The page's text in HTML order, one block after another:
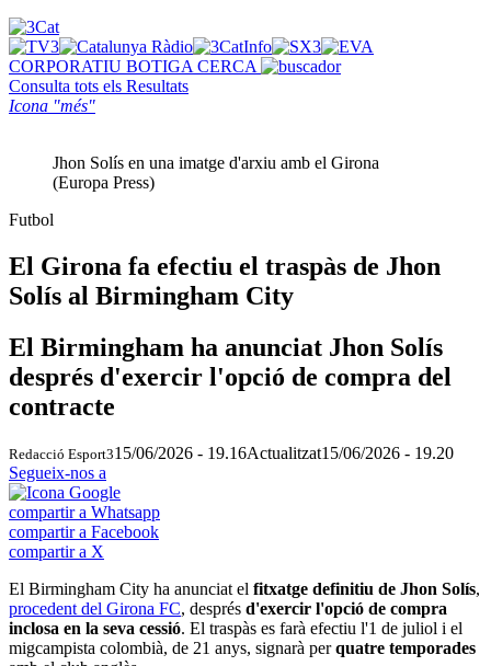
CORPORATIU BOTIGA CERCA
Consulta tots els Resultats
Icona "més"
Jhon Solís en una imatge d'arxiu amb el Girona
(Europa Press)
Futbol
El Girona fa efectiu el traspàs de Jhon
Solís al Birmingham City
El Birmingham ha anunciat Jhon Solís
després d'exercir l'opció de compra del
contracte
Redacció Esport315/06/2026 - 19.16Actualitzat15/06/2026 - 19.20
Segueix-nos a
compartir a Whatsapp
compartir a Facebook
compartir a X
El Birmingham City ha anunciat el fitxatge definitiu de Jhon Solís,
procedent del Girona FC, després d'exercir l'opció de compra
inclosa en la seva cessió. El traspàs es farà efectiu l'1 de juliol i el
migcampista colombià, de 21 anys, signarà perquatre temporades